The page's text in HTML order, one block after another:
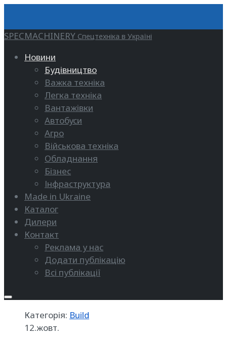
SPECMACHINERY Спецтехніка в Україні
Новини
Будівництво
Важка техніка
Легка техніка
Вантажівки
Автобуси
Агро
Військова техніка
Обладнання
Бізнес
Інфраструктура
Made in Ukraine
Каталог
Дилери
Контакт
Реклама у нас
Додати публікацію
Всі публікації
Категорія: Build
12.жовт.